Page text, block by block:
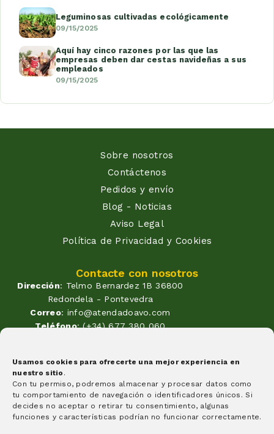
Usamos cookies para ofrecerte una mejor experiencia en
nuestro sitio .
Con tu permiso, podremos almacenar y procesar datos como
tu comportamiento de navegación o identificadores únicos. Si
decides no aceptar o retirar tu consentimiento, algunas
funciones y características podrían no funcionar correctamente.
Leguminosas cultivadas ecológicamente
09/15/2025
Aquí hay cinco razones por las que las
empresas deben dar cestas navideñas a sus
empleados
09/15/2025
Sobre nosotros
Contáctenos
Pedidos y envío
Blog - Noticias
Aviso Legal
Política de Privacidad y Cookies
Contacte con nosotros
Dirección: Telmo Bernardez 1B 36800
Redondela - Pontevedra
Correo: info@atendadoavo.com
Teléfono: (+34) 677 380 060
09:30 a 14:00 y de 17:00 a 20:00
Sabados de 09:30 a 14:00
Formas de pago